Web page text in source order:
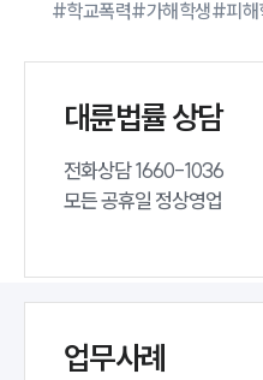
#학교폭력#가해학생#피해
대륜법률 상담
전화상담 1660-1036
모든 공휴일 정상영업
업무사례